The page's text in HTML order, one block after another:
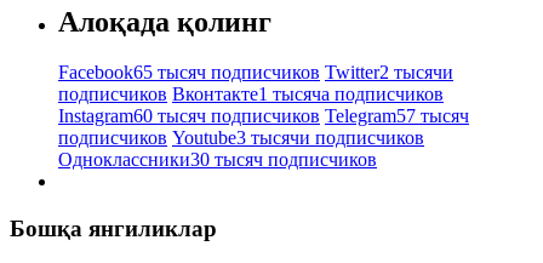
Алоқада қолинг
Facebook65 тысяч подписчиков Twitter2 тысячи
подписчиков Вконтакте1 тысяча подписчиков
Instagram60 тысяч подписчиков Telegram57 тысяч
подписчиков Youtube3 тысячи подписчиков
Одноклассники30 тысяч подписчиков
Бошқа янгиликлар